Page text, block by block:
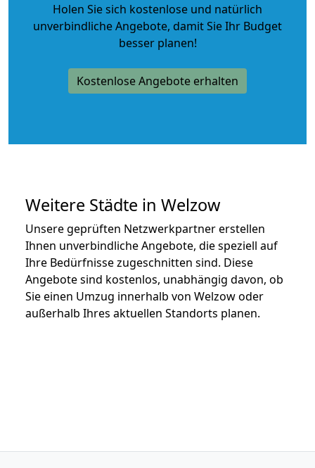
Holen Sie sich kostenlose und natürlich
unverbindliche Angebote, damit Sie Ihr Budget
besser planen!
Kostenlose Angebote erhalten
Weitere Städte in Welzow
Unsere geprüften Netzwerkpartner erstellen
Ihnen unverbindliche Angebote, die speziell auf
Ihre Bedürfnisse zugeschnitten sind. Diese
Angebote sind kostenlos, unabhängig davon, ob
Sie einen Umzug innerhalb von Welzow oder
außerhalb Ihres aktuellen Standorts planen.